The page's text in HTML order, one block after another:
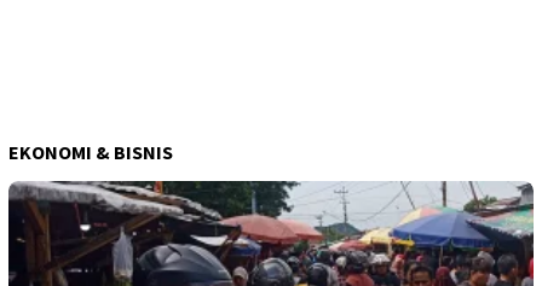
EKONOMI & BISNIS